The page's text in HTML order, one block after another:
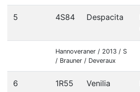
5 4S84 Despacita
Hannoveraner / 2013 / S
/ Brauner / Deveraux
6 1R55 Venilia